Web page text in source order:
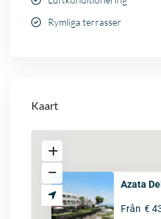
Rymliga terrasser
Kaart
Azata
Från €